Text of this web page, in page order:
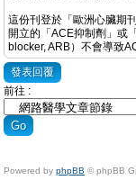
這份刊登於「歐洲心臟期
開立的「ACE抑制劑」或
blocker, ARB）不會導致
發表回覆
前往 :
Powered by phpBB © phpBB